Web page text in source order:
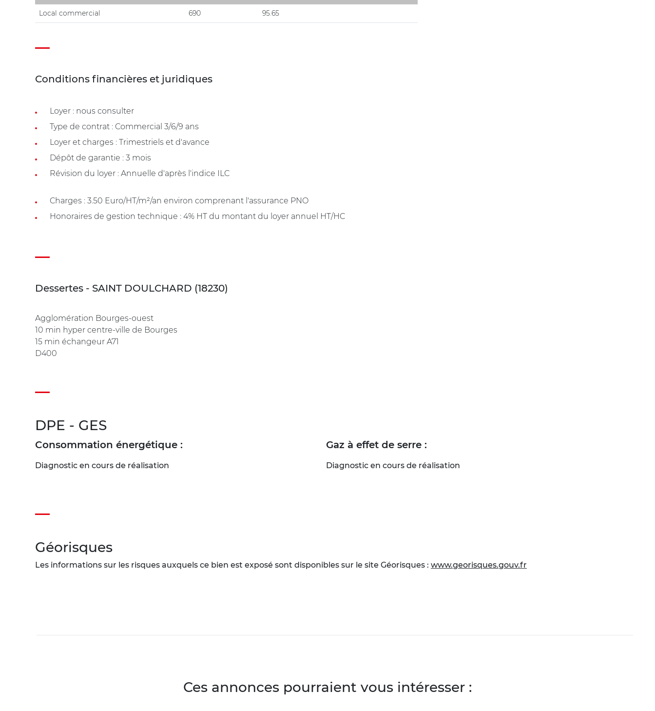
Local commercial 690 95.65
Conditions financières et juridiques
Loyer : nous consulter
Type de contrat : Commercial 3/6/9 ans
Loyer et charges : Trimestriels et d'avance
Dépôt de garantie : 3 mois
Révision du loyer : Annuelle d'après l'indice ILC
Charges : 3.50 Euro/HT/m²/an environ comprenant l'assurance PNO
Honoraires de gestion technique : 4% HT du montant du loyer annuel HT/HC
Dessertes - SAINT DOULCHARD (18230)
Agglomération Bourges-ouest
10 min hyper centre-ville de Bourges
15 min échangeur A71
D400
DPE - GES
Consommation énergétique :
Diagnostic en cours de réalisation
Gaz à effet de serre :
Diagnostic en cours de réalisation
Géorisques
Les informations sur les risques auxquels ce bien est exposé sont disponibles sur le site Géorisques : www.georisques.gouv.fr
Ces annonces pourraient vous intéresser :